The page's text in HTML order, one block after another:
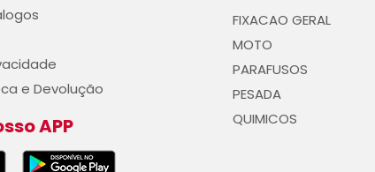
e Devolução
APP
FIXACAO GERAL
MOTO
PARAFUSOS
PESADA
QUIMICOS